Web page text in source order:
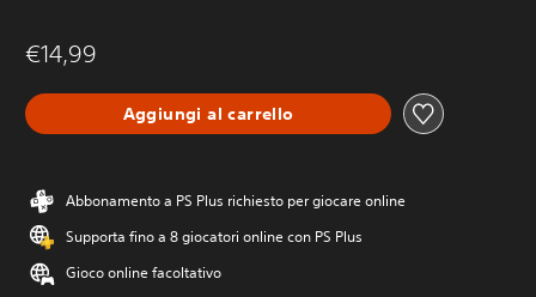
€14,99
Aggiungi al carrello
Abbonamento a PS Plus richiesto per giocare online
Supporta fino a 8 giocatori online con PS Plus
Gioco online facoltativo